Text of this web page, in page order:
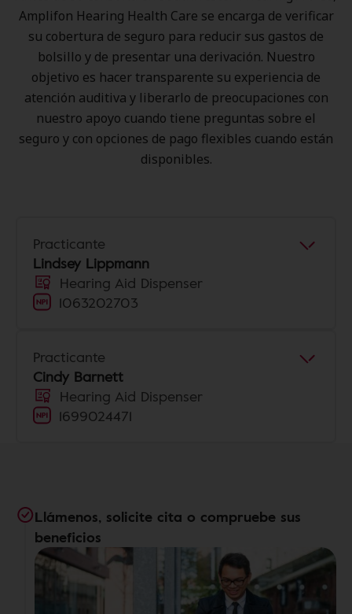
Amplifon Hearing Health Care se encarga de verificar
su cobertura de seguro para reducir sus gastos de
bolsillo y de presentar una derivación. Nuestro
objetivo es hacer transparente su experiencia de
atención auditiva y liberarlo de preocupaciones con
nuestro apoyo cuando tiene preguntas sobre el
seguro y con opciones de pago flexibles cuando están
disponibles.
Practicante
Lindsey Lippmann
Hearing Aid Dispenser
1063202703
Practicante
Cindy Barnett
Hearing Aid Dispenser
1699024471
Llámenos, solicite cita o compruebe sus
beneficios